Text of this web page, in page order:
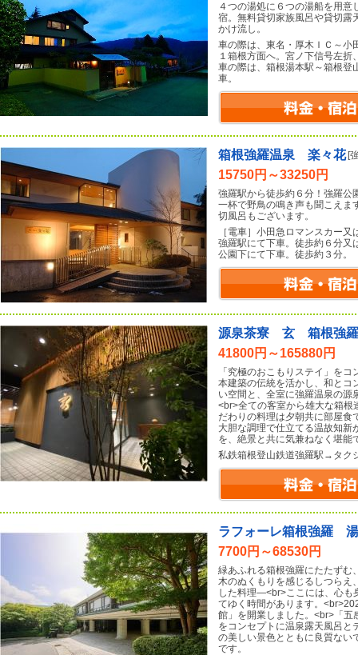
４つの湯処に６つの湯船を用
宿。無料貸切家族風呂や貸切露
かけ流し。
車の際は、東名・厚木ＩＣ～小
１箱根方面へ。宮ノ下信号左
車の際は、箱根湯本駅～箱根登
車。
箱根強羅温泉 楽々花 [
15750円～33250円
強羅駅から徒歩約６分！強羅公
一杯で野鳥の鳴き声も聞こえま
切風呂もございます。
［電車］小田急ロマンスカー
強羅駅にて下車。徒歩約６分又
公園下にて下車。徒歩約３分。
源泉茶寮 玄 箱根強羅
41800円～165880円
「究極のおこもりステイ」を
本建築の伝統を活かし、和とコ
い空間と、全室に強羅温泉の源
<br>全ての客室から雄大な箱根
だわりの料理は夕朝共に部屋食
大胆な調理で仕立てる温故知新
を、絶景と共に気兼ねなく堪能
私鉄箱根登山鉄道強羅駅→タク
ラフォーレ箱根強羅
7700円～68530円
緑あふれる箱根強羅にたたずむ
木のぬくもりを感じるしつらえ
した料理―<br>ここには、心も
てゆく時間があります。
館」を開業しました。<br>「五
をコンセプトに温泉露天風呂と
の美しい景色とともに良質ない
です。